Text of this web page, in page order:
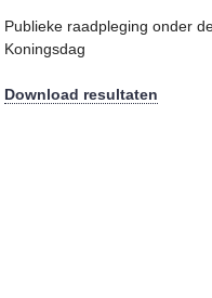
Publieke raadpleging onder
Koningsdag
Download resultaten